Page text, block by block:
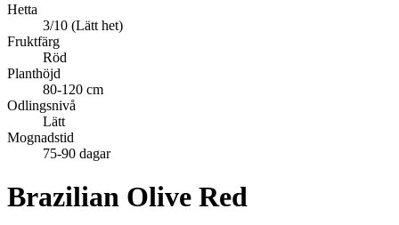
Hetta
3/10 (Lätt het)
Fruktfärg
Röd
Planthöjd
80-120 cm
Odlingsnivå
Lätt
Mognadstid
75-90 dagar
Brazilian Olive Red